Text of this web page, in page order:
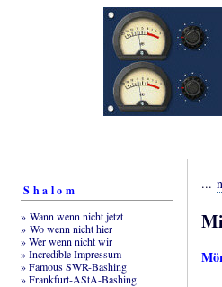
Shalom
» Wann wenn nicht jetzt
» Wo wenn nicht hier
» Wer wenn nicht wir
» Incredible Impressum
» Famous SWR-Bashing
» Frankfurt-AStA-Bashing
...